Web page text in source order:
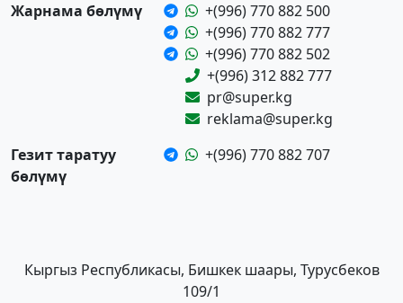
Жарнама бөлүмү
+(996) 770 882 500
+(996) 770 882 777
+(996) 770 882 502
+(996) 312 882 777
pr@super.kg
reklama@super.kg
Гезит таратуу
бөлүмү
+(996) 770 882 707
Кыргыз Республикасы, Бишкек шаары, Турусбеков
109/1